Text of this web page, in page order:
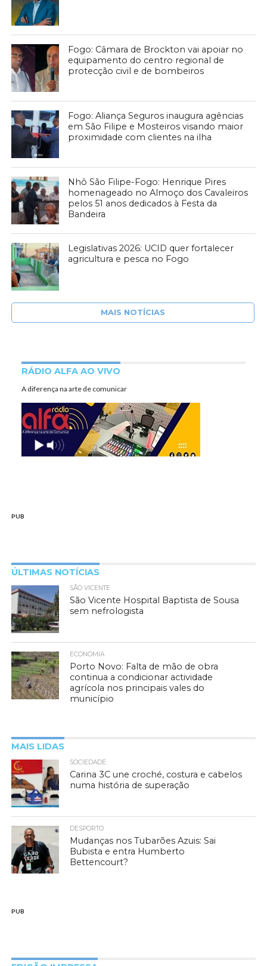
Fogo: Câmara de Brockton vai apoiar no
equipamento do centro regional de
protecção civil e de bombeiros
Fogo: Aliança Seguros inaugura agências
em São Filipe e Mosteiros visando maior
proximidade com clientes na ilha
Nhô São Filipe-Fogo: Henrique Pires
homenageado no Almoço dos Cavaleiros
pelos 51 anos dedicados à Festa da
Bandeira
Legislativas 2026: UCID quer fortalecer
agricultura e pesca no Fogo
MAIS NOTÍCIAS
RÁDIO ALFA AO VIVO
A diferença na arte de comunicar
PUB
ÚLTIMAS NOTÍCIAS
SÃO VICENTE
São Vicente Hospital Baptista de Sousa
sem nefrologista
ECONOMIA
Porto Novo: Falta de mão de obra
continua a condicionar actividade
agrícola nos principais vales do
município
MAIS LIDAS
SOCIEDADE
Carina 3C une croché, costura e cabelos
numa história de superação
DESPORTO
Mudanças nos Tubarões Azuis: Sai
Bubista e entra Humberto
Bettencourt?
PUB